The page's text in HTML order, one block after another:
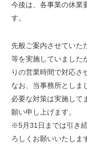
今後は、各事業の休業
す。
先般ご案内させていた
等を実施していました
りの営業時間で対応さ
なお、当事務所としま
必要な対策は実施して
願い申し上げます。
※5月31日までは引き
ろしくお願いいたしま